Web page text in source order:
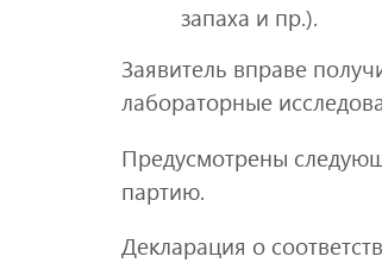
запаха и пр.).
Заявитель вправе
лабораторные
Предусмотрены
партию.
Декларация о